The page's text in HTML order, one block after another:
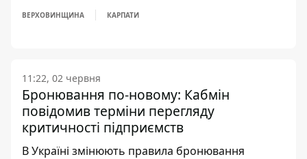
ВЕРХОВИНЩИНА КАРПАТИ
11:22, 02 червня
Бронювання по-новому: Кабмін
повідомив терміни перегляду
критичності підприємств
В Україні змінюють правила бронювання